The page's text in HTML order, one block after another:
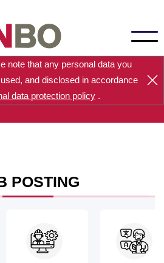
note that any personal data you
and disclosed in accordance
data protection policy .
POSTING